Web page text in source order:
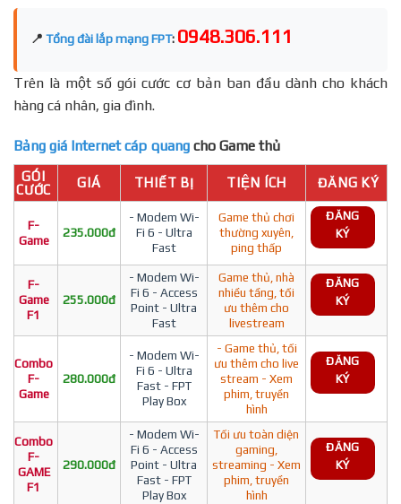
📍 Tổng đài lắp mạng FPT: 0948.306.111
Trên là một số gói cước cơ bản ban đầu dành cho khách
hàng cá nhân, gia đình.
Bảng giá Internet cáp quang cho Game thủ
GÓI
CƯỚC
GIÁ THIẾT BỊ TIỆN ÍCH ĐĂNG KÝ
F-
Game
235.000đ
- Modem Wi-
Fi 6 - Ultra
Fast
Game thủ chơi
thường xuyên,
ping thấp
ĐĂNG
KÝ
F-
Game
F1
255.000đ
- Modem Wi-
Fi 6 - Access
Point - Ultra
Fast
Game thủ, nhà
nhiều tầng, tối
ưu thêm cho
livestream
ĐĂNG
KÝ
Combo
F-
Game
280.000đ
- Modem Wi-
Fi 6 - Ultra
Fast - FPT
Play Box
- Game thủ, tối
ưu thêm cho live
stream - Xem
phim, truyền
hình
ĐĂNG
KÝ
Combo
F-
GAME
F1
290.000đ
- Modem Wi-
Fi 6 - Access
Point - Ultra
Fast - FPT
Play Box
Tối ưu toàn diện
gaming,
streaming - Xem
phim, truyền
hình
ĐĂNG
KÝ